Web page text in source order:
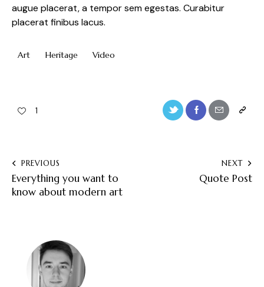
augue placerat, a tempor sem egestas. Curabitur
placerat finibus lacus.
Art Heritage Video
1
Twitter-FacebookShare- Copy
Nawigacja
wpisu
PREVIOUS
Everything you want to
know about modern art
NEXT
Quote Post